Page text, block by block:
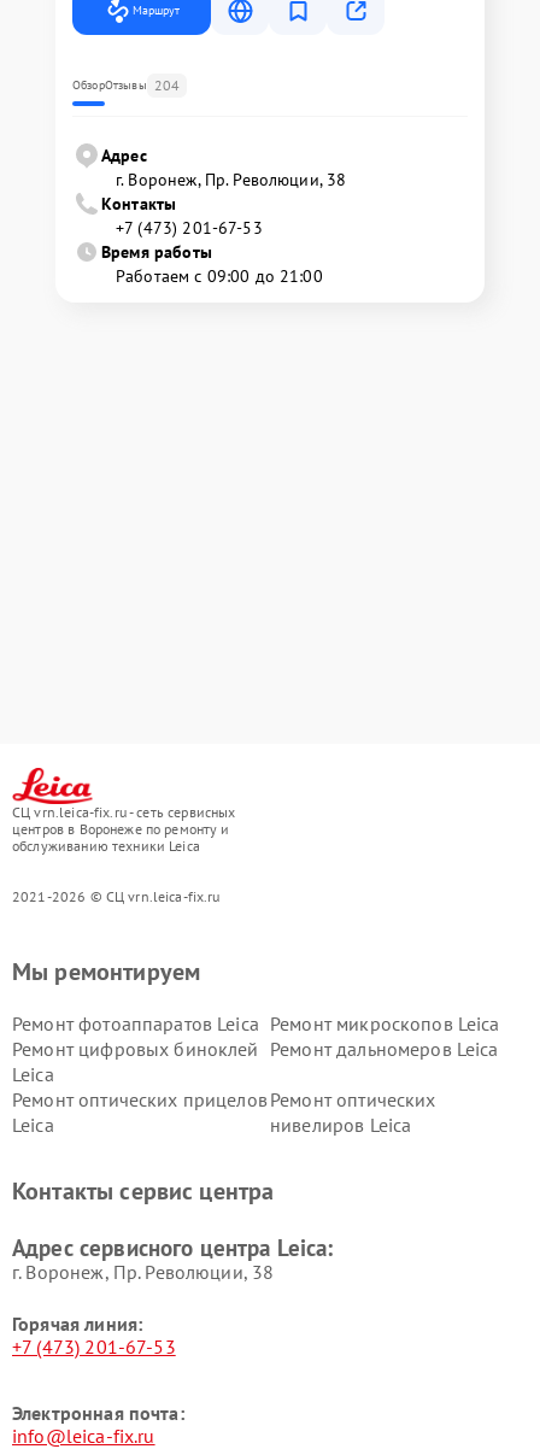
Маршрут
ОбзорОтзывы 204
Адрес
г. Воронеж, Пр. Революции, 38
Контакты
+7 (473) 201-67-53
Время работы
Работаем с 09:00 до 21:00
СЦ vrn.leica-fix.ru - сеть сервисных
центров в Воронеже по ремонту и
обслуживанию техники Leica
2021-2026 © СЦ vrn.leica-fix.ru
Мы ремонтируем
Ремонт фотоаппаратов Leica Ремонт микроскопов Leica
Ремонт цифровых биноклей
Leica
Ремонт дальномеров Leica
Ремонт оптических прицелов
Leica
Ремонт оптических
нивелиров Leica
Контакты сервис центра
Адрес сервисного центра Leica:
г. Воронеж, Пр. Революции, 38
Горячая линия:
+7 (473) 201-67-53
Электронная почта:
info@leica-fix.ru